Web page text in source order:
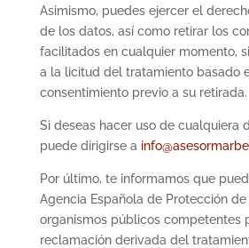
Asimismo, puedes ejercer el
de los datos, así como retirar los
facilitados en cualquier momento,
a la licitud del tratamiento basado
consentimiento previo a su retirada.
Si deseas hacer uso de cualquiera
puede dirigirse a
Por último, te informamos que
Agencia Española de Protección
organismos públicos competentes
reclamación derivada del